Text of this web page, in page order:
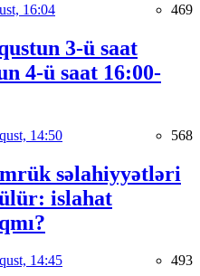
16:04 469
3-ü saat
4-ü saat 16:00-
14:50 568
səlahiyyətləri
islahat
14:45 493